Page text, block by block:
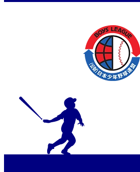
選）一回戦結果